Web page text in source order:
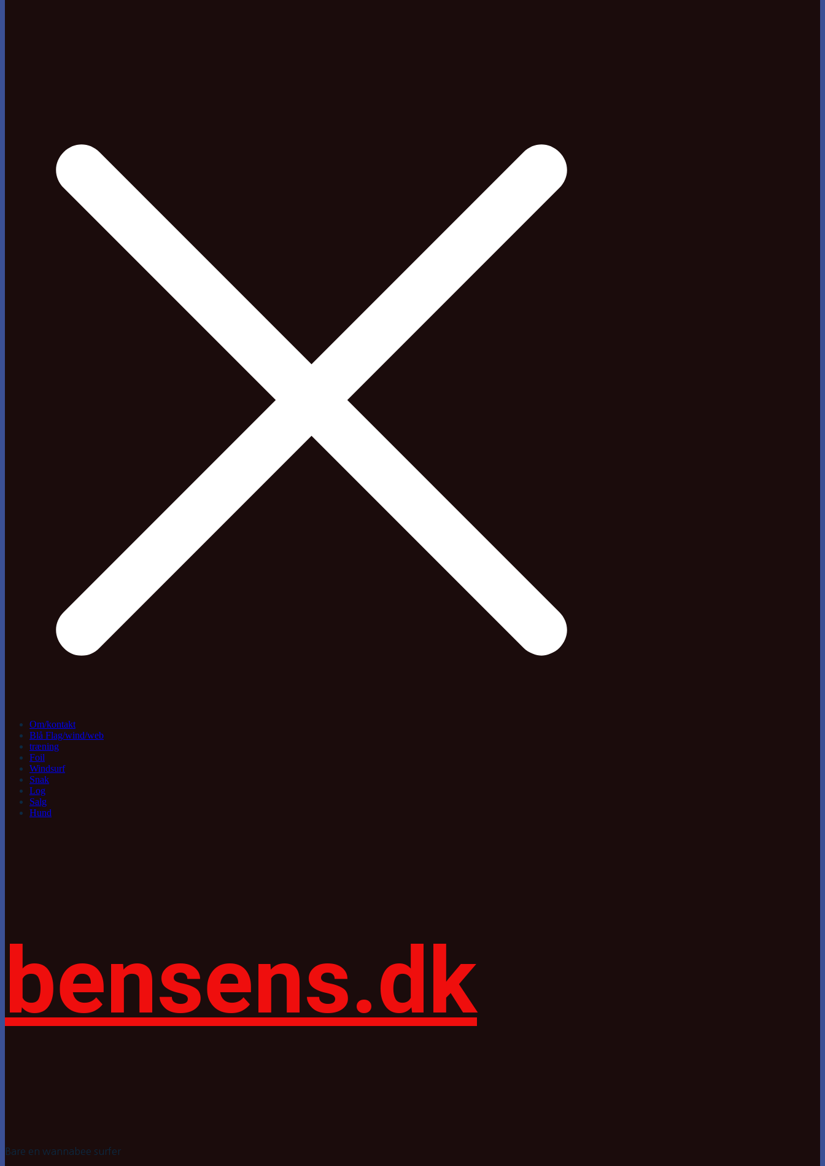
Om/kontakt
Blå Flag/wind/web
træning
Foil
Windsurf
Snak
Log
Salg
Hund
bensens.dk
Bare en wannabee surfer